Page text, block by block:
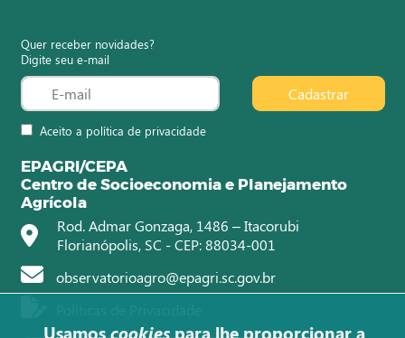
Quer receber novidades?
Digite seu e-mail
Aceito a política de privacidade
Cadastrar
EPAGRI/CEPA
Centro de Socioeconomia e Planejamento
Agrícola
Rod. Admar Gonzaga, 1486 – Itacorubi
Florianópolis, SC - CEP: 88034-001
observatorioagro@epagri.sc.gov.br
Usamos cookies para lhe proporcionar a